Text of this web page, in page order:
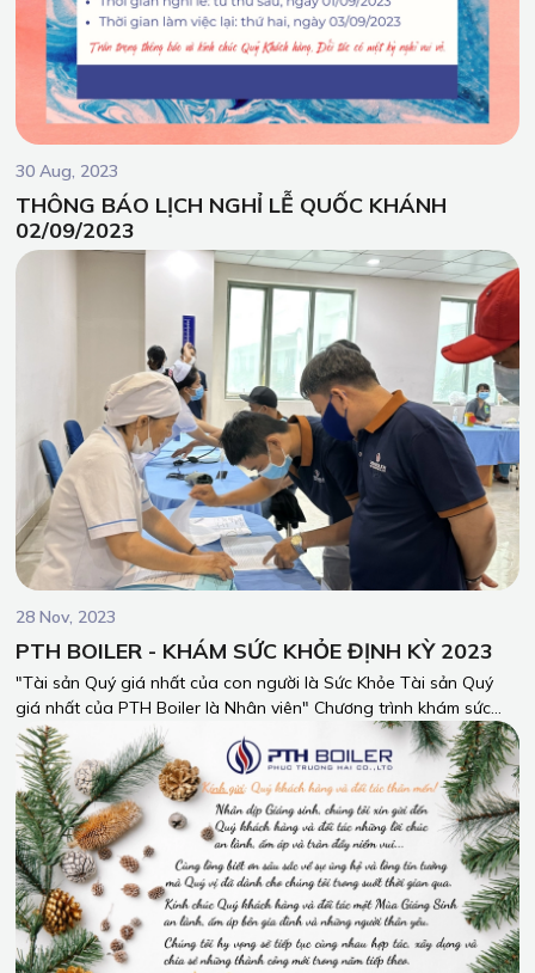
30 Aug, 2023
THÔNG BÁO LỊCH NGHỈ LỄ QUỐC KHÁNH
02/09/2023
28 Nov, 2023
PTH BOILER - KHÁM SỨC KHỎE ĐỊNH KỲ 2023
"Tài sản Quý giá nhất của con người là Sức Khỏe Tài sản Quý
giá nhất của PTH Boiler là Nhân viên" Chương trình khám sức
khỏe định kỳ cho toàn bộ công nhân viên của PTH Boiler vào
ngày 25/11/2023, tại Bệnh viện Đa Khoa Đồng Nai.